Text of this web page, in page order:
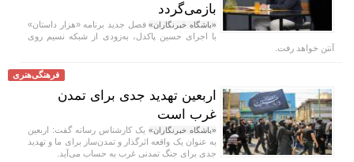
بازمی‌گردد
«باشگاه خبرنگاران»فصل جدید برنامه «هزار داستان»
با اجرای حسین پاکدل، به‌زودی از شبکه نسیم روی
آنتن خواهد رفت.
فرهنگی‌هنری
اربعین تهدید جدی برای تمدن
غرب است
«باشگاه خبرنگاران» یک کارشناس رسانه گفت: اربعین
به عنوان یک واقعه اثرگذار و تمدن‌ساز برای ما و تهدید
جدی برای جنگ تمدنی غرب به حساب می‌آید.